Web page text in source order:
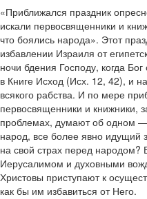
«Приближался праздник
искали первосвященники и
что боялись народа». Этот
избавлении Израиля от
ночи бдения Господу, когда
в Книге Исход (Исх. 12, 42), и
всякого рабства. И по мере
первосвященники и книжники,
проблемах, думают об одном —
народ, все более явно идущий
на свой страх перед народом?
Иерусалимом и духовными
Христовы приступают к
как бы им избавиться от Него.